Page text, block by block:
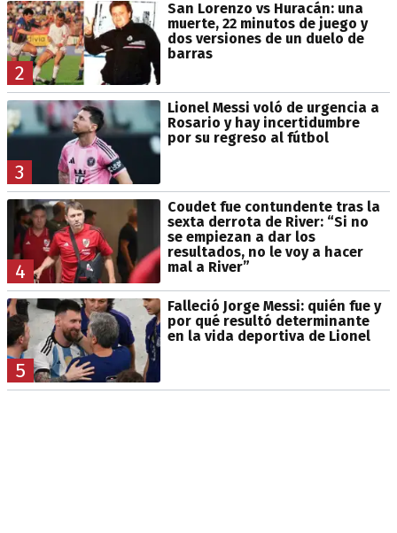
2
San Lorenzo vs Huracán: una
muerte, 22 minutos de juego y
dos versiones de un duelo de
barras
3
Lionel Messi voló de urgencia a
Rosario y hay incertidumbre
por su regreso al fútbol
4
Coudet fue contundente tras la
sexta derrota de River: “Si no
se empiezan a dar los
resultados, no le voy a hacer
mal a River”
5
Falleció Jorge Messi: quién fue y
por qué resultó determinante
en la vida deportiva de Lionel